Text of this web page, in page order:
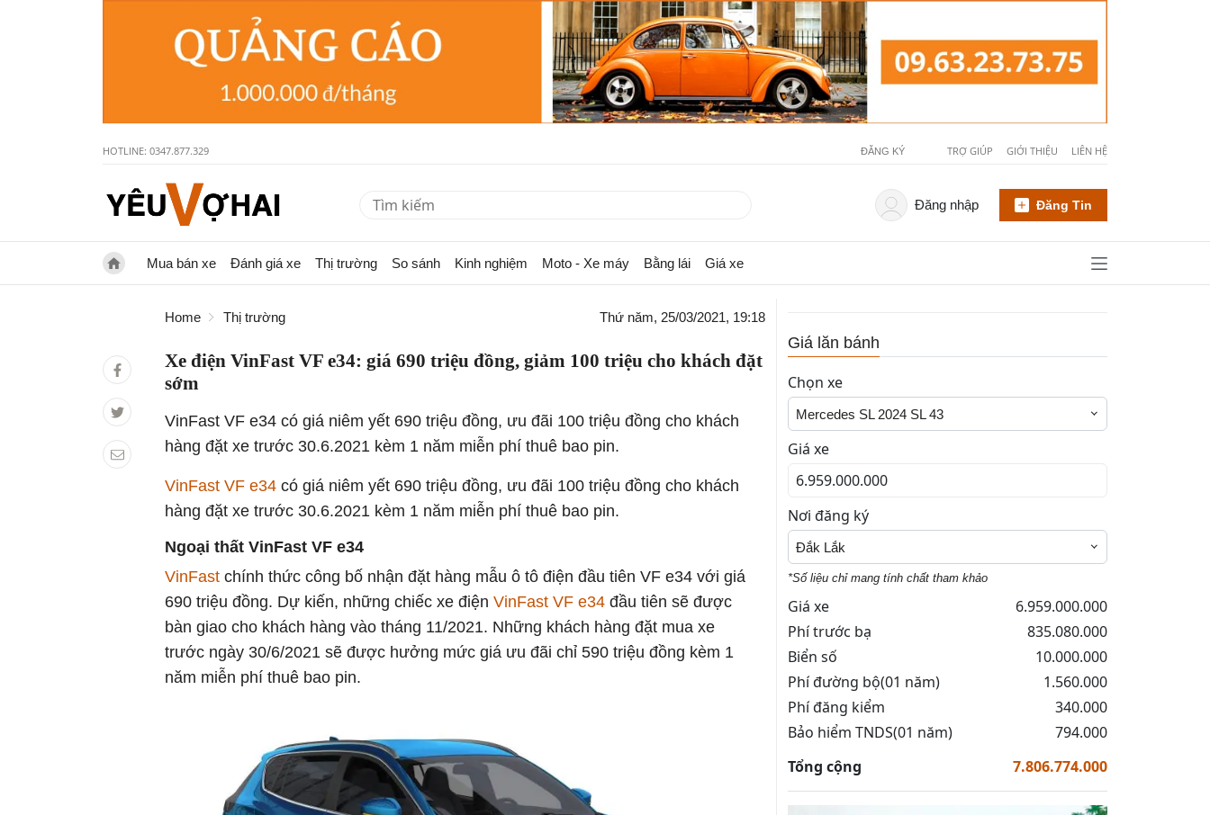
HOTLINE: 0347.877.329 ĐĂNG KÝ TRỢ GIÚP GIỚI THIỆU LIÊN HỆ
Đăng nhập Đăng Tin
Mua bán xe Đánh giá xe Thị trường So sánh Kinh nghiệm Moto - Xe máy Bằng lái Giá xe
Home Thị trường Thứ năm, 25/03/2021, 19:18
Xe điện VinFast VF e34: giá 690 triệu đồng, giảm 100 triệu cho khách đặt
sớm
VinFast VF e34 có giá niêm yết 690 triệu đồng, ưu đãi 100 triệu đồng cho khách
hàng đặt xe trước 30.6.2021 kèm 1 năm miễn phí thuê bao pin.
VinFast VF e34 có giá niêm yết 690 triệu đồng, ưu đãi 100 triệu đồng cho khách
hàng đặt xe trước 30.6.2021 kèm 1 năm miễn phí thuê bao pin.
Ngoại thất VinFast VF e34
VinFast chính thức công bố nhận đặt hàng mẫu ô tô điện đầu tiên VF e34 với giá
690 triệu đồng. Dự kiến, những chiếc xe điện VinFast VF e34 đầu tiên sẽ được
bàn giao cho khách hàng vào tháng 11/2021. Những khách hàng đặt mua xe
trước ngày 30/6/2021 sẽ được hưởng mức giá ưu đãi chỉ 590 triệu đồng kèm 1
năm miễn phí thuê bao pin.
Giá lăn bánh
Chọn xe
Mercedes SL 2024 SL 43
Giá xe
Nơi đăng ký
Đắk Lắk
*Số liệu chỉ mang tính chất tham khảo
Giá xe
6.959.000.000
Phí trước bạ
835.080.000
Biển số
10.000.000
Phí đường bộ(01 năm)
1.560.000
Phí đăng kiểm
340.000
Bảo hiểm TNDS(01 năm)
794.000
Tổng cộng
7.806.774.000